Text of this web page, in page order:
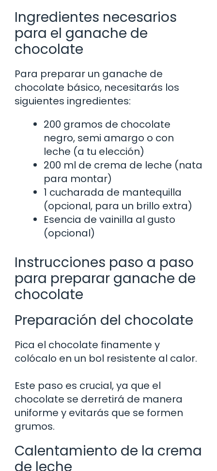
Ingredientes necesarios
para el ganache de
chocolate
Para preparar un ganache de
chocolate básico, necesitarás los
siguientes ingredientes:
200 gramos de chocolate
negro, semi amargo o con
leche (a tu elección)
200 ml de crema de leche (nata
para montar)
1 cucharada de mantequilla
(opcional, para un brillo extra)
Esencia de vainilla al gusto
(opcional)
Instrucciones paso a paso
para preparar ganache de
chocolate
Preparación del chocolate
Pica el chocolate finamente y
colócalo en un bol resistente al calor.
Este paso es crucial, ya que el
chocolate se derretirá de manera
uniforme y evitarás que se formen
grumos.
Calentamiento de la crema
de leche